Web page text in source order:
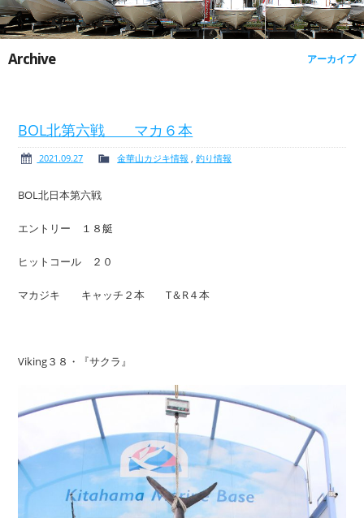
新艇・展示艇情報
求人情報 会社概要
Archive アーカイブ
BOL北第六戦 マカ６本
2021.09.27 金華山カジキ情報 ,釣り情報
BOL北日本第六戦
エントリー １８艇
ヒットコール ２０
マカジキ キャッチ２本 T＆R４本
Viking３８・『サクラ』